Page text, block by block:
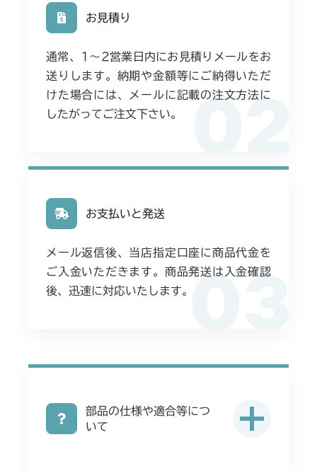
02
お見積り
通常、1〜2営業日内にお見積りメールをお
送りします。納期や金額等にご納得いただ
けた場合には、メールに記載の注文方法に
したがってご注文下さい。
03
お支払いと発送
メール返信後、当店指定口座に商品代金を
ご入金いただきます。商品発送は入金確認
後、迅速に対応いたします。
部品の仕様や適合等につ
いて